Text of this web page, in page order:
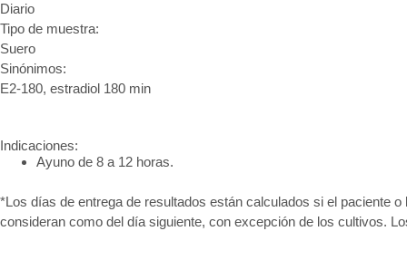
Diario
Tipo de muestra:
Suero
Sinónimos:
E2-180, estradiol 180 min
Indicaciones:
Ayuno de 8 a 12 horas.
*Los días de entrega de resultados están calculados si el paciente
consideran como del día siguiente, con excepción de los cultivos.